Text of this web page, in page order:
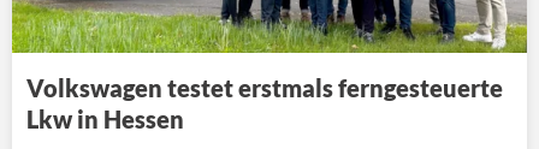
Volkswagen testet erstmals ferngesteuerte
Lkw in Hessen